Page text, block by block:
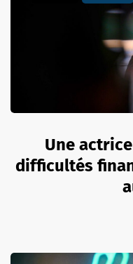
Une
difficultés